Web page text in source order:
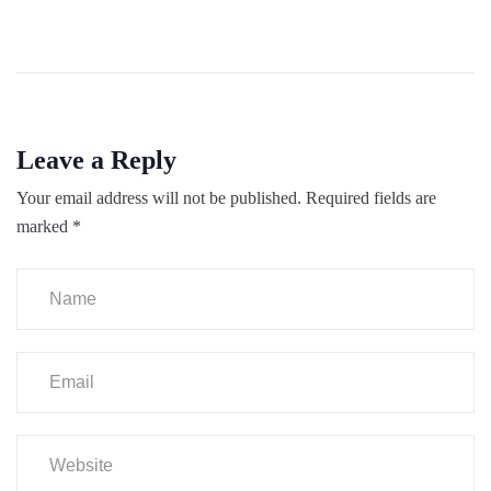
Leave a Reply
Your email address will not be published. Required fields are
marked *